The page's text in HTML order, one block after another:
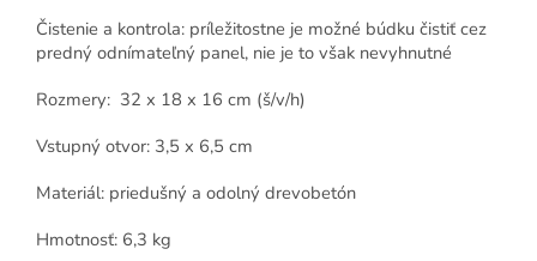
Čistenie a kontrola: príležitostne je možné búdku čistiť cez
predný odnímateľný panel, nie je to však nevyhnutné
Rozmery: 32 x 18 x 16 cm (š/v/h)
Vstupný otvor: 3,5 x 6,5 cm
Materiál: priedušný a odolný drevobetón
Hmotnosť: 6,3 kg